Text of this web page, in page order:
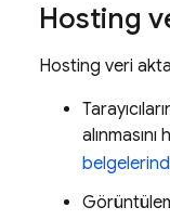
Hosting
Hosting veri